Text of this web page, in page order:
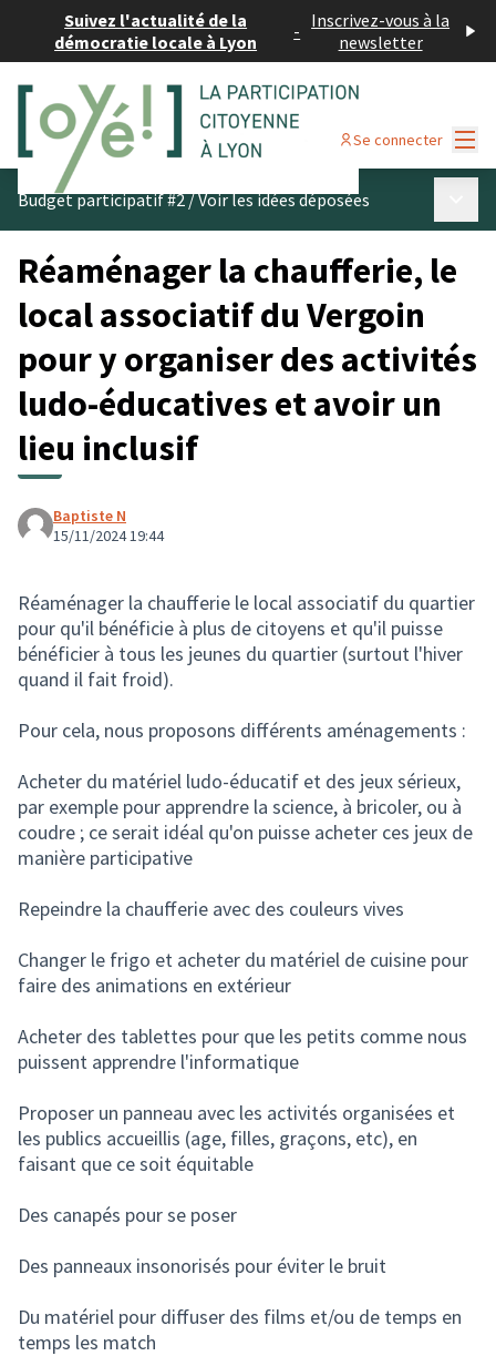
Suivez l'actualité de la
démocratie locale à Lyon
- Inscrivez-vous à la
newsletter
Se connecter
Budget participatif #2/Voir les idées déposées
Réaménager la chaufferie, le
local associatif du Vergoin
pour y organiser des activités
ludo-éducatives et avoir un
lieu inclusif
Baptiste N
15/11/2024 19:44
Réaménager la chaufferie le local associatif du quartier
pour qu'il bénéficie à plus de citoyens et qu'il puisse
bénéficier à tous les jeunes du quartier (surtout l'hiver
quand il fait froid).
Pour cela, nous proposons différents aménagements :
Acheter du matériel ludo-éducatif et des jeux sérieux,
par exemple pour apprendre la science, à bricoler, ou à
coudre ; ce serait idéal qu'on puisse acheter ces jeux de
manière participative
Repeindre la chaufferie avec des couleurs vives
Changer le frigo et acheter du matériel de cuisine pour
faire des animations en extérieur
Acheter des tablettes pour que les petits comme nous
puissent apprendre l'informatique
Proposer un panneau avec les activités organisées et
les publics accueillis (age, filles, graçons, etc), en
faisant que ce soit équitable
Des canapés pour se poser
Des panneaux insonorisés pour éviter le bruit
Du matériel pour diffuser des films et/ou de temps en
temps les match